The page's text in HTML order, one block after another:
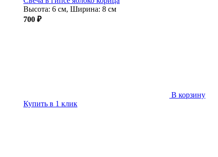
Высота: 6 см, Ширина: 8 см
700 ₽
В корзину
Купить в 1 клик